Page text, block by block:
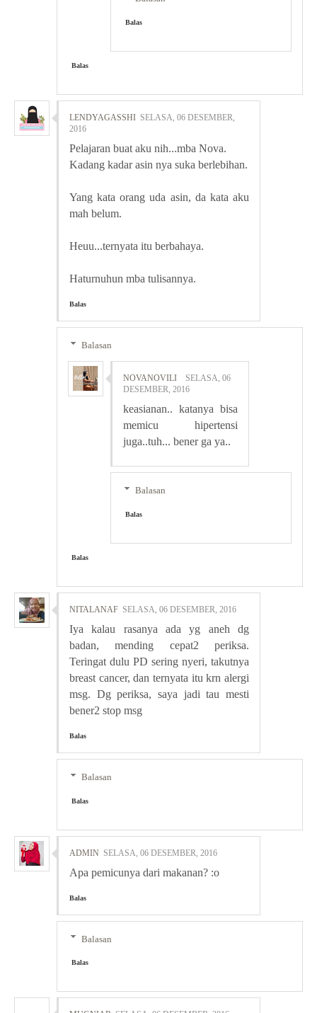
Balas
Balas
LENDYAGASSHI SELASA, 06 DESEMBER,
2016
Pelajaran buat aku nih...mba Nova.
Kadang kadar asin nya suka berlebihan.
Yang kata orang uda asin, da kata aku
mah belum.
Heuu...ternyata itu berbahaya.
Haturnuhun mba tulisannya.
Balas
Balasan
NOVANOVILI
SELASA, 06
DESEMBER, 2016
keasianan.. katanya bisa
memicu hipertensi
juga..tuh... bener ga ya..
Balasan
Balas
Balas
NITALANAF SELASA, 06 DESEMBER, 2016
Iya kalau rasanya ada yg aneh dg
badan, mending cepat2 periksa.
Teringat dulu PD sering nyeri, takutnya
breast cancer, dan ternyata itu krn alergi
msg. Dg periksa, saya jadi tau mesti
bener2 stop msg
Balas
Balasan
Balas
ADMIN SELASA, 06 DESEMBER, 2016
Apa pemicunya dari makanan? :o
Balas
Balasan
Balas